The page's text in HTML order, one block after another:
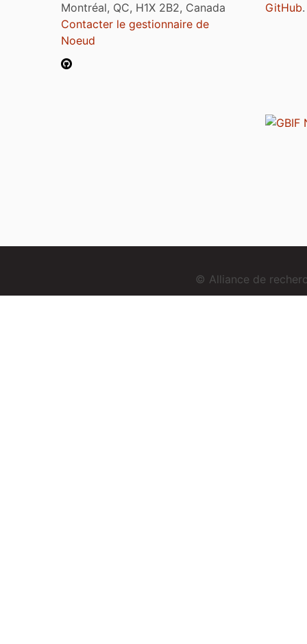
Montréal, QC, H1X 2B2, Canada
Contacter le gestionnaire de
Noeud
GitHub.
© Alliance de